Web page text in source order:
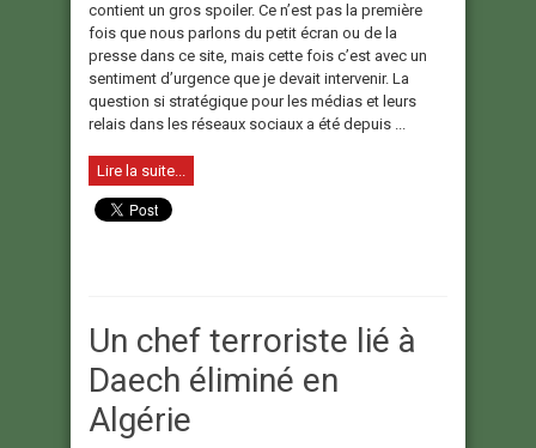
contient un gros spoiler. Ce n’est pas la première
fois que nous parlons du petit écran ou de la
presse dans ce site, mais cette fois c’est avec un
sentiment d’urgence que je devait intervenir. La
question si stratégique pour les médias et leurs
relais dans les réseaux sociaux a été depuis ...
Lire la suite...
Un chef terroriste lié à
Daech éliminé en
Algérie